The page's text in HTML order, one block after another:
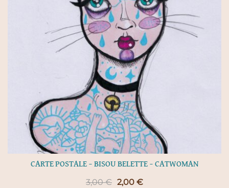
CARTE POSTALE – BISOU BELETTE – CATWOMAN
3,00€ Le
2,00 €Le